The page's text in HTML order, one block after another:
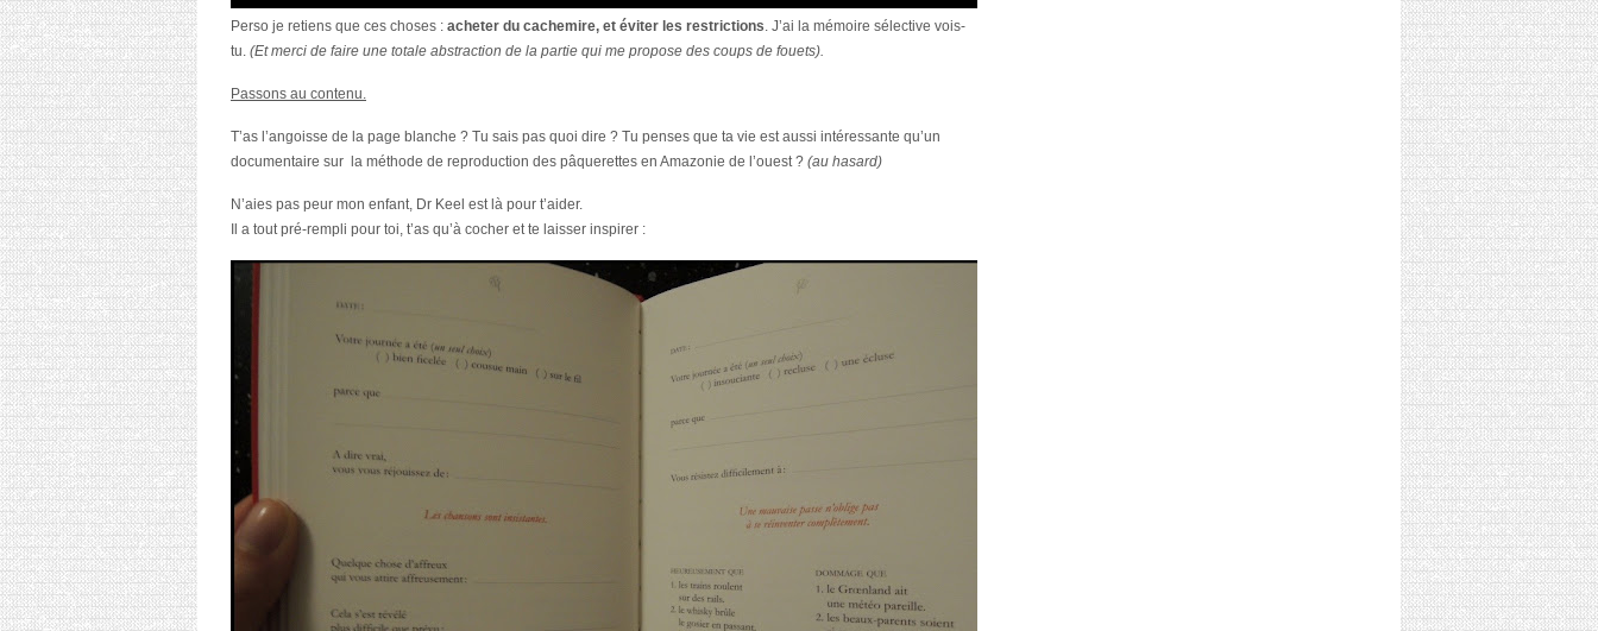
Perso je retiens que ces choses : acheter du cachemire, et éviter les restrictions. J’ai la mémoire sélective vois-
tu. (Et merci de faire une totale abstraction de la partie qui me propose des coups de fouets).
Passons au contenu.
T’as l’angoisse de la page blanche ? Tu sais pas quoi dire ? Tu penses que ta vie est aussi intéressante qu’un
documentaire sur la méthode de reproduction des pâquerettes en Amazonie de l’ouest ? (au hasard)
N’aies pas peur mon enfant, Dr Keel est là pour t’aider.
Il a tout pré-rempli pour toi, t’as qu’à cocher et te laisser inspirer :